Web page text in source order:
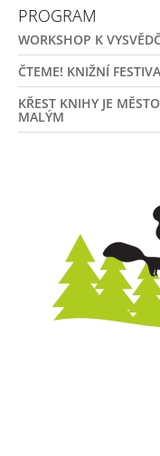
PROGRAM
WORKSHOP K
ČTEME! KNIŽNÍ
KŘEST KNIHY JE
MALÝM